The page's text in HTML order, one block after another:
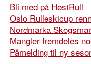
Bli med på HøstRull
Oslo Rulleskicup
Nordmarka
Mangler fremdeles
Påmelding til ny